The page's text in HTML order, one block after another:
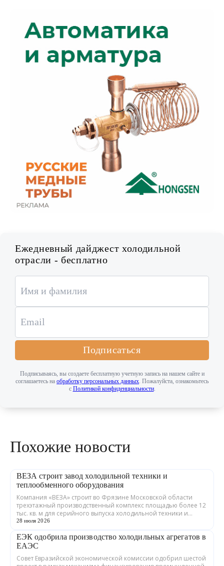
Ежедневный дайджест холодильной
отрасли - бесплатно
Подписаться
Подписываясь, вы создаете бесплатную учетную запись на нашем сайте и
соглашаетесь на обработку персональных данных . Пожалуйста, ознакомьтесь
с Политикой конфиденциальности.
Похожие новости
ВЕЗА строит завод холодильной техники и
теплообменного оборудования
Компания «ВЕЗА» строит во Фрязине Московской области
трехэтажный производственный комплекс площадью более 12
тыс. кв. м для серийного выпуска холодильной техники и
теплообменного оборудования. ...
28 июля 2026
ЕЭК одобрила производство холодильных агрегатов в
ЕАЭС
Совет Евразийской экономической комиссии одобрил шестой